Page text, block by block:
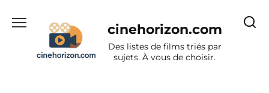
cinehorizon.com
Des listes de films triés par
sujets. À vous de choisir.